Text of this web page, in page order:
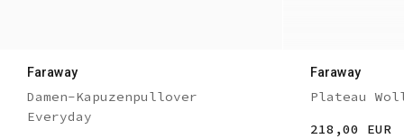
Faraway
Damen-Kapuzenpullover
Everyday
Faraway
Plateau
218,00 EUR